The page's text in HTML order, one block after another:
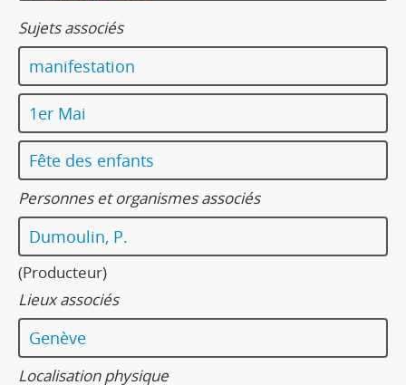
Sujets associés
manifestation
1er Mai
Fête des enfants
Personnes et organismes associés
Dumoulin, P.
(Producteur)
Lieux associés
Genève
Localisation physique